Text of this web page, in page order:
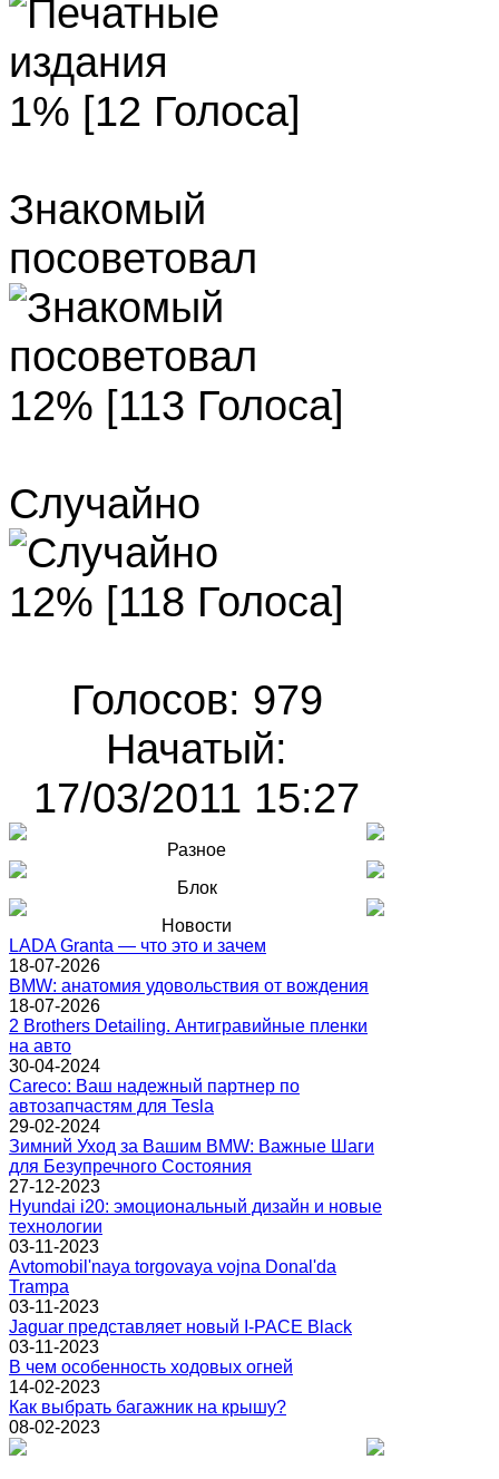
1% [12 Голоса]
Знакомый
посоветовал
12% [113 Голоса]
Случайно
12% [118 Голоса]
Голосов: 979
Начатый:
17/03/2011 15:27
Разное
Блок
Новости
LADA Granta — что это и зачем
18-07-2026
BMW: анатомия удовольствия от вождения
18-07-2026
2 Brothers Detailing. Антигравийные пленки
на авто
30-04-2024
Careco: Ваш надежный партнер по
автозапчастям для Tesla
29-02-2024
Зимний Уход за Вашим BMW: Важные Шаги
для Безупречного Состояния
27-12-2023
Hyundai i20: эмоциональный дизайн и новые
технологии
03-11-2023
Avtomobil'naya torgovaya vojna Donal'da
Trampa
03-11-2023
Jaguar представляет новый I-PACE Black
03-11-2023
В чем особенность ходовых огней
14-02-2023
Как выбрать багажник на крышу?
08-02-2023